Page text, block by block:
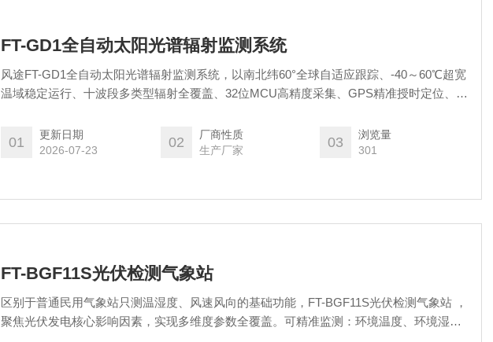
FT-GD1全自动太阳光谱辐射监测系统
风途FT-GD1全自动太阳光谱辐射监测系统，以南北纬60°全球自适应跟踪、-40～60℃超宽
温域稳定运行、十波段多类型辐射全覆盖、32位MCU高精度采集、GPS精准授时定位、无
传统辐射监测设备地域受限、环境适应性弱、参数单一、运维繁琐数据精度不足的痛点
01
更新日期
2026-07-23
02
厂商性质
生产厂家
03
浏览量
301
FT-BGF11S光伏检测气象站
区别于普通民用气象站只测温湿度、风速风向的基础功能，FT-BGF11S光伏检测气象站 ，
聚焦光伏发电核心影响因素，实现多维度参数全覆盖。可精准监测：环境温度、环境湿